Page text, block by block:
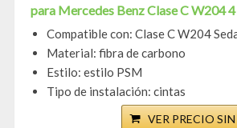
para Mercedes Benz Clase C W204 4
Compatible con: Clase C W204
Material: fibra de carbono
Estilo: estilo PSM
Tipo de instalación: cintas
VER PRECIO